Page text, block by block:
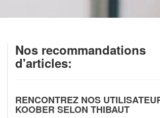
Nos recommandations
d'articles:
RENCONTREZ NOS
KOOBER SELON THIBAUT